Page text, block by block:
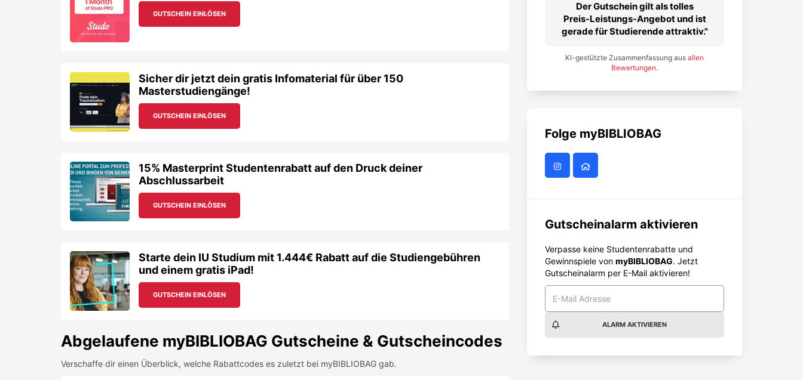
GUTSCHEIN EINLÖSEN
Sicher dir jetzt dein gratis Infomaterial für über 150
Masterstudiengänge!
GUTSCHEIN EINLÖSEN
15% Masterprint Studentenrabatt auf den Druck deiner
Abschlussarbeit
GUTSCHEIN EINLÖSEN
Starte dein IU Studium mit 1.444€ Rabatt auf die Studiengebühren
und einem gratis iPad!
GUTSCHEIN EINLÖSEN
Abgelaufene myBIBLIOBAG Gutscheine & Gutscheincodes
Verschaffe dir einen Überblick, welche Rabattcodes es zuletzt bei myBIBLIOBAG gab.
Der Gutschein gilt als tolles
Preis‑Leistungs‑Angebot und ist
gerade für Studierende attraktiv.
KI-gestützte Zusammenfassung aus allen
Bewertungen.
Folge myBIBLIOBAG
Gutscheinalarm aktivieren
Verpasse keine Studentenrabatte und
Gewinnspiele von myBIBLIOBAG. Jetzt
Gutscheinalarm per E-Mail aktivieren!
ALARM AKTIVIEREN